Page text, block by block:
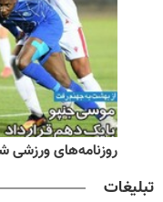
روزنامه‌های ورزشی شنبه ۱۷
تبلیغات